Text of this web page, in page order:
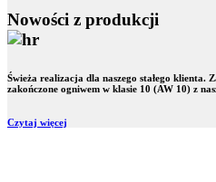
Nowości z produkcji
Świeża realizacja dla naszego stałego klienta.
zakończone ogniwem w klasie 10 (AW 10) z
Czytaj więcej